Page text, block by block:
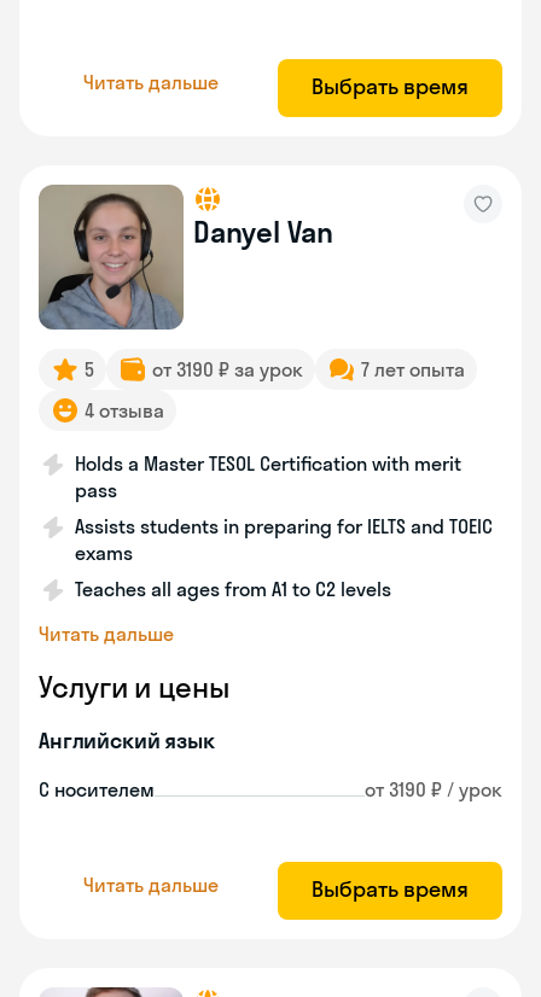
Читать дальше Выбрать время
Danyel Van
5 от 3190 ₽ за урок
7 лет опыта
4 отзыва
Holds a Master TESOL Certification with merit
pass
Assists students in preparing for IELTS and TOEIC
exams
Teaches all ages from A1 to C2 levels
Читать дальше
Услуги и цены
Английский язык
С носителем от 3190 ₽ / урок
Читать дальше Выбрать время